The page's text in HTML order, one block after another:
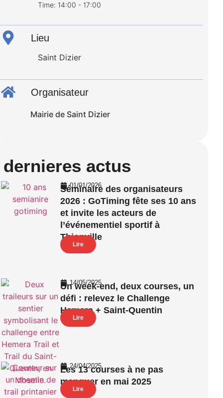
Time: 14:00 - 17:00
Lieu
Saint Dizier
Organisateur
Mairie de Saint Dizier
dernieres actus
01/01/2026
Séminaire des organisateurs
2026 : GoTiming fête ses 10 ans
et invite les acteurs de
l’événementiel sportif à
Thionville
Lire
14/05/2025
Un week-end, deux courses, un
défi : relevez le Challenge
Hemera + Saint-Quentin
Lire
24/04/2025
Les 13 courses à ne pas
manquer en mai 2025
Lire